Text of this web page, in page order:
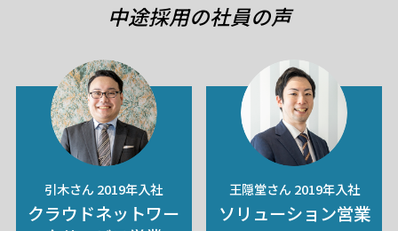
中途採用の社員の声
引木さん 2019年入社
クラウドネットワー
王隠堂さん 2019年入社
ソリューション営業